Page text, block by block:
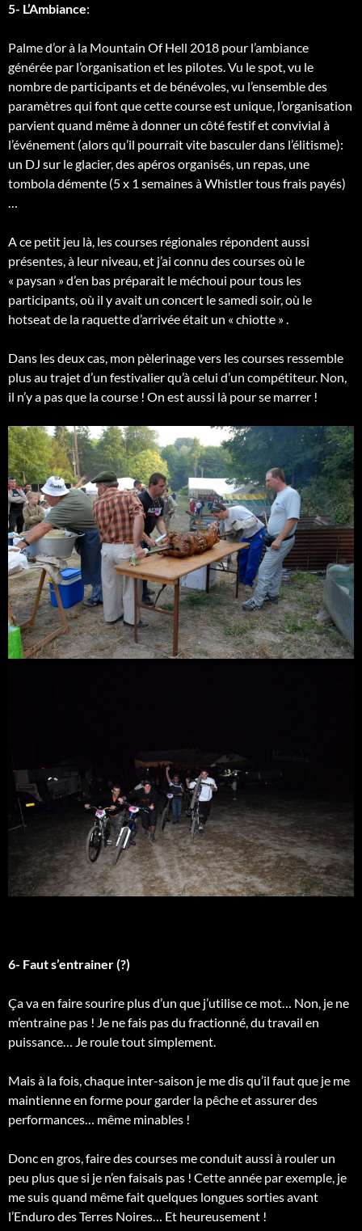
5- L’Ambiance:
Palme d’or à la Mountain Of Hell 2018 pour l’ambiance
générée par l’organisation et les pilotes. Vu le spot, vu le
nombre de participants et de bénévoles, vu l’ensemble des
paramètres qui font que cette course est unique, l’organisation
parvient quand même à donner un côté festif et convivial à
l’événement (alors qu’il pourrait vite basculer dans l’élitisme):
un DJ sur le glacier, des apéros organisés, un repas, une
tombola démente (5 x 1 semaines à Whistler tous frais payés)
…
A ce petit jeu là, les courses régionales répondent aussi
présentes, à leur niveau, et j’ai connu des courses où le
« paysan » d’en bas préparait le méchoui pour tous les
participants, où il y avait un concert le samedi soir, où le
hotseat de la raquette d’arrivée était un « chiotte » .
Dans les deux cas, mon pèlerinage vers les courses ressemble
plus au trajet d’un festivalier qu’à celui d’un compétiteur. Non,
il n’y a pas que la course ! On est aussi là pour se marrer !
6- Faut s’entrainer (?)
Ça va en faire sourire plus d’un que j’utilise ce mot… Non, je ne
m’entraine pas ! Je ne fais pas du fractionné, du travail en
puissance… Je roule tout simplement.
Mais à la fois, chaque inter-saison je me dis qu’il faut que je me
maintienne en forme pour garder la pêche et assurer des
performances… même minables !
Donc en gros, faire des courses me conduit aussi à rouler un
peu plus que si je n’en faisais pas ! Cette année par exemple, je
me suis quand même fait quelques longues sorties avant
l’Enduro des Terres Noires… Et heureusement !